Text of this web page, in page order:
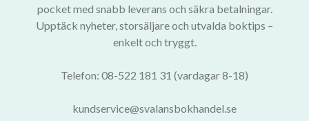
pocket med snabb leverans och säkra betalningar.
Upptäck nyheter, storsäljare och utvalda boktips –
enkelt och tryggt.
Telefon: 08-522 181 31 (vardagar 8-18)
kundservice@svalansbokhandel.se